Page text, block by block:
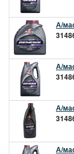
А/
А/
А/
А/